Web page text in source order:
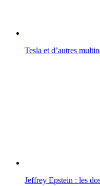
Tesla et d’autres
Jeffrey Epstein : les